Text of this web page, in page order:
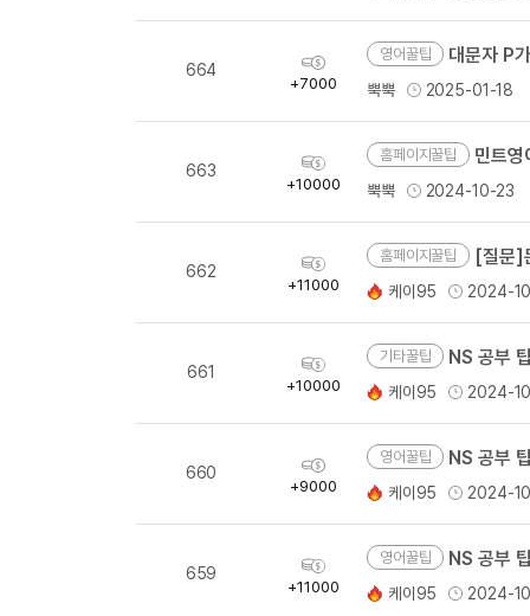
유용한영어표현
유용한영어표현
664
획
득
+7000
영어꿀팁 대문자 P
뿍뿍 2025-01-18
663
획
득
+10000
홈페이지꿀팁 민트영
뿍뿍 2024-10-23
662
획
득
+11000
홈페이지꿀팁 [질문]
케이95 2024-
661
획
득
+10000
기타꿀팁 NS 공부
케이95 2024-
660
획
득
+9000
영어꿀팁 NS 공부
케이95 2024-
659
획
득
+11000
영어꿀팁 NS 공부
케이95 2024-